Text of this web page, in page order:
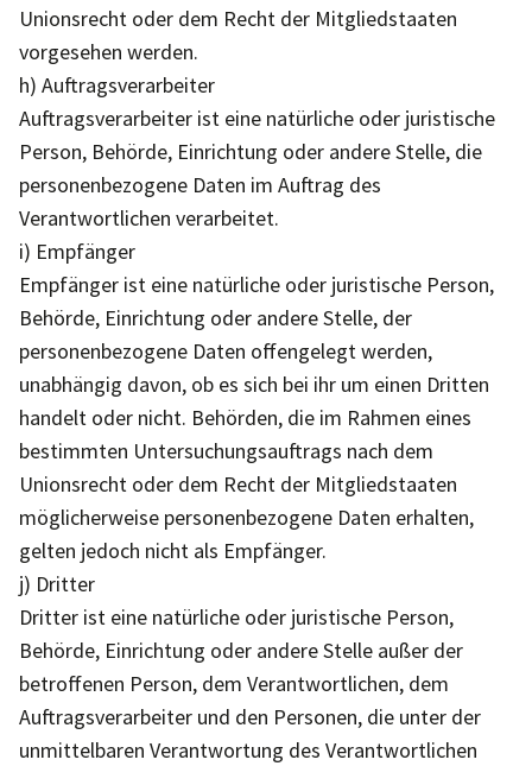
Unionsrecht oder dem Recht der Mitgliedstaaten
vorgesehen werden.
h) Auftragsverarbeiter
Auftragsverarbeiter ist eine natürliche oder juristische
Person, Behörde, Einrichtung oder andere Stelle, die
personenbezogene Daten im Auftrag des
Verantwortlichen verarbeitet.
i) Empfänger
Empfänger ist eine natürliche oder juristische Person,
Behörde, Einrichtung oder andere Stelle, der
personenbezogene Daten offengelegt werden,
unabhängig davon, ob es sich bei ihr um einen Dritten
handelt oder nicht. Behörden, die im Rahmen eines
bestimmten Untersuchungsauftrags nach dem
Unionsrecht oder dem Recht der Mitgliedstaaten
möglicherweise personenbezogene Daten erhalten,
gelten jedoch nicht als Empfänger.
j) Dritter
Dritter ist eine natürliche oder juristische Person,
Behörde, Einrichtung oder andere Stelle außer der
betroffenen Person, dem Verantwortlichen, dem
Auftragsverarbeiter und den Personen, die unter der
unmittelbaren Verantwortung des Verantwortlichen